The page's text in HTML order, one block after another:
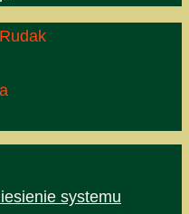
systemu